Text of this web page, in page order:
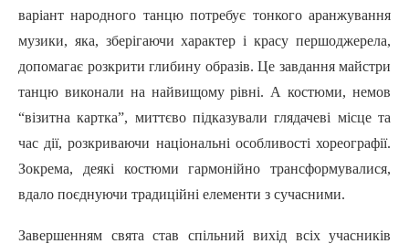
варіант народного танцю потребує тонкого аранжування
музики, яка, зберігаючи характер і красу першоджерела,
допомагає розкрити глибину образів. Це завдання майстри
танцю виконали на найвищому рівні. А костюми, немов
“візитна картка”, миттєво підказували глядачеві місце та
час дії, розкриваючи національні особливості хореографії.
Зокрема, деякі костюми гармонійно трансформувалися,
вдало поєднуючи традиційні елементи з сучасними.
Завершенням свята став спільний вихід всіх учасників